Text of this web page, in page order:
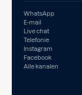
WhatsApp
E-mail
Live chat
Telefonie
Instagram
Facebook
Alle kanalen